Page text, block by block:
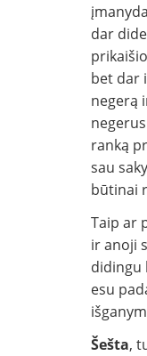
dar
bet dar
negerą
ranką
sau
būtinai
Taip ar
ir anoji
didingu
esu
Šešta,